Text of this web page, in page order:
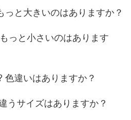
と大きいのはありますか？
っと小さいのはあります
違いはありますか？
うサイズはありますか？